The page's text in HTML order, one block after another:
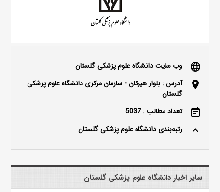
language وب سایت دانشگاه علوم پزشکی گلستان
location_on
آدرس : بلوار هیرکان - سازمان مرکزی دانشگاه علوم پزشکی
گلستان
event_note تعداد مطالب : 5037
keyboard_arrow_up رتبه‌بندی دانشگاه علوم پزشکی گلستان
سایر اخبار دانشگاه علوم پزشکی گلستان